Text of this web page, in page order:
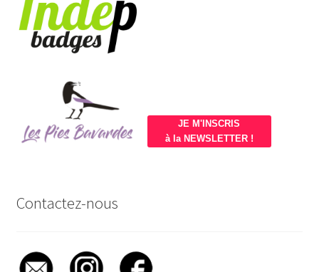
JE M'INSCRIS
à la NEWSLETTER !
Contactez-nous